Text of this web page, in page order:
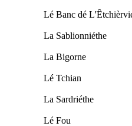
Lé Banc dé
La Sablionniéthe
La Bigorne
Lé Tchian
La Sardriéthe
Lé Fou